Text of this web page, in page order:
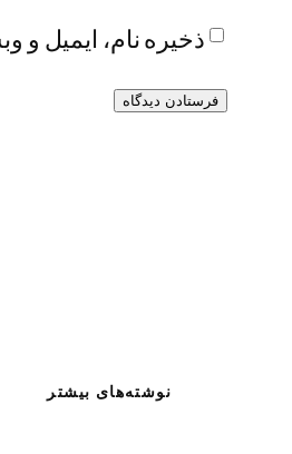
ذخیره نام، ایمیل و
نوشته‌های بیشتر